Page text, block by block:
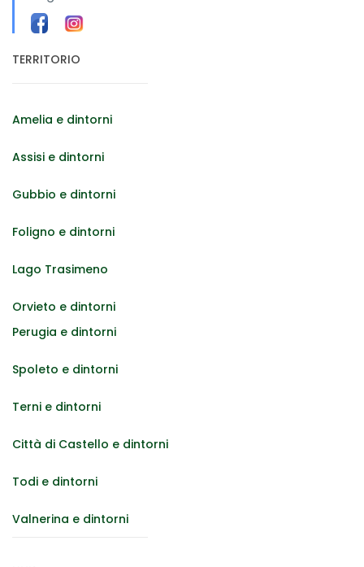
TERRITORIO
Amelia e dintorni
Assisi e dintorni
Gubbio e dintorni
Foligno e dintorni
Lago Trasimeno
Orvieto e dintorni
Perugia e dintorni
Spoleto e dintorni
Terni e dintorni
Città di Castello e dintorni
Todi e dintorni
Valnerina e dintorni